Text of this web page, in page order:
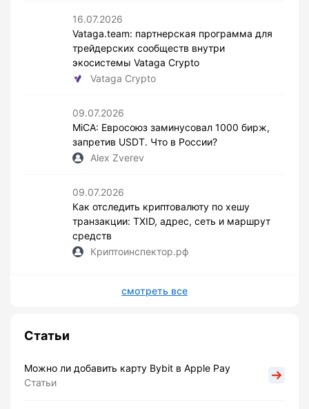
16.07.2026
Vataga.team: партнерская программа для
трейдерских сообществ внутри
экосистемы Vataga Crypto
Vataga Crypto
09.07.2026
MiCA: Евросоюз заминусовал 1000 бирж,
запретив USDT. Что в России?
Alex Zverev
09.07.2026
Как отследить криптовалюту по хешу
транзакции: TXID, адрес, сеть и маршрут
средств
Криптоинспектор.рф
смотреть все
Статьи
Можно ли добавить карту Bybit в Apple Pay
Статьи